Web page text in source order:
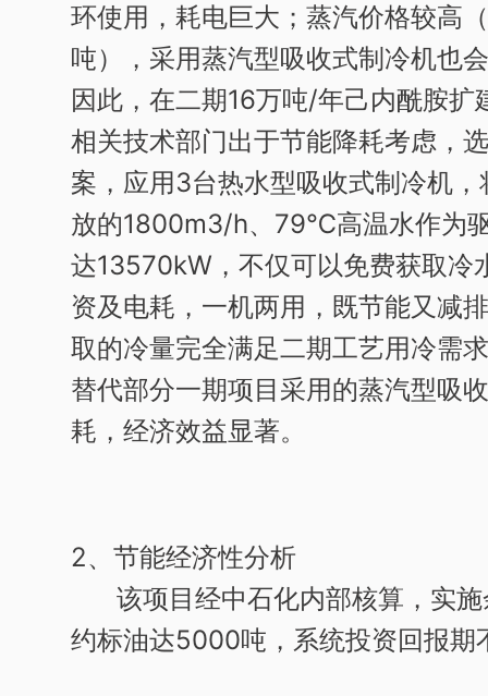
环使用，耗电巨大；蒸汽价格较高
吨），采用蒸汽型吸收式制冷机也
因此，在二期16万吨/年己内酰胺扩
相关技术部门出于节能降耗考虑，
案，应用3台热水型吸收式制冷机
放的1800m3/h、79℃高温水作为
达13570kW，不仅可以免费获取冷
资及电耗，一机两用，既节能又减
取的冷量完全满足二期工艺用冷需
替代部分一期项目采用的蒸汽型吸
耗，经济效益显著。
2、节能经济性分析
该项目经中石化内部核算，实施
约标油达5000吨，系统投资回报期